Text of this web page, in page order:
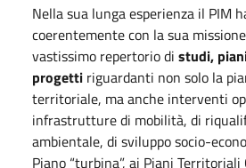
Nella sua lunga esperienza il PIM
coerentemente con la sua
vastissimo repertorio di studi,
progetti riguardanti non solo la
territoriale, ma anche interventi
infrastrutture di mobilità, di
ambientale, di sviluppo socio-
Piano “turbina”, ai Piani